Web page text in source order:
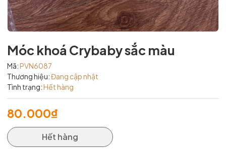
Móc khoá Crybaby sắc màu
Mã:PVN6087
Thương hiệu:Đang cập nhật
Tình trạng:Hết hàng
80.000₫
Hết hàng